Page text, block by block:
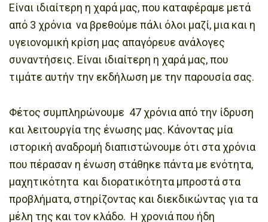
Είναι ιδιαίτερη η χαρά μας, που καταφέραμε μετά
από 3 χρόνια να βρεθούμε πάλι όλοι μαζί, μια και η
υγειονομική κρίση μας απαγόρευε ανάλογες
συναντήσεις. Είναι ιδιαίτερη η χαρά μας, που
τιμάτε αυτήν την εκδήλωση με την παρουσία σας.
Φέτος συμπληρώνουμε 47 χρόνια από την ίδρυση
και λειτουργία της ένωσης μας. Κάνοντας μία
ιστορική αναδρομή διαπιστώνουμε ότι στα χρόνια
που πέρασαν η ένωση στάθηκε πάντα με ενότητα,
μαχητικότητα και διορατικότητα μπροστά στα
προβλήματα, στηρίζοντας και διεκδικώντας για τα
μέλη της και τον κλάδο. Η χρονιά που ήδη